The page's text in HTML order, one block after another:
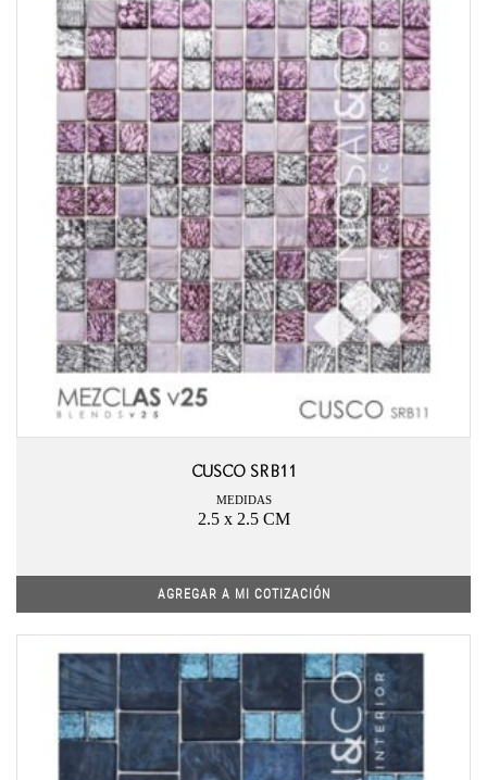
CUSCO SRB11
MEDIDAS
2.5 x 2.5 CM
AGREGAR A MI COTIZACIÓN